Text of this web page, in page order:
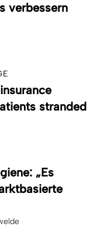
verbessern
stranded
„Es